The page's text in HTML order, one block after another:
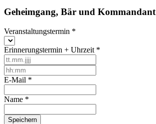
Geheimgang, Bär und Kommandant
Veranstaltungstermin *
Erinnerungstermin + Uhrzeit *
E-Mail *
Name *